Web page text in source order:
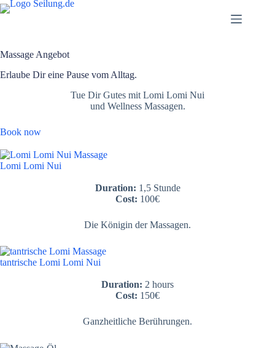
Skip
to
Massage Angebot
Erlaube Dir eine Pause vom Alltag.
Tue Dir Gutes mit Lomi Lomi Nui
und Wellness Massagen.
Book now
Lomi Lomi Nui​
Duration: 1,5 Stunde
Cost: 100€
Die Königin der Massagen.
tantrische Lomi Lomi Nui
Duration: 2 hours
Cost: 150€
Ganzheitliche Berührungen.